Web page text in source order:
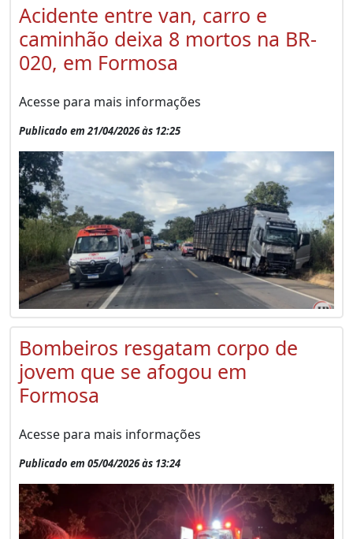
Acidente entre van, carro e
caminhão deixa 8 mortos na BR-
020, em Formosa
Acesse para mais informações
Publicado em 21/04/2026 às 12:25
Bombeiros resgatam corpo de
jovem que se afogou em
Formosa
Acesse para mais informações
Publicado em 05/04/2026 às 13:24